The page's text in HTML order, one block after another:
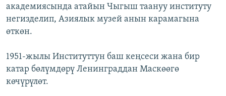
академиясында атайын Чыгыш таануу институту
негизделип, Азиялык музей анын карамагына
өткөн.
1951-жылы Институттун баш кеңсеси жана бир
катар бөлүмдөрү Ленинграддан Маскөөгө
көчүрүлөт.